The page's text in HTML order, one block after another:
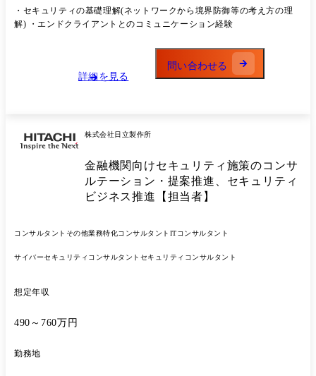
等級により、お任せする業務範囲は変動します。 ※ワンプール制であ
り、領域の縦割りもありませんので、ご経験・スキルによっては他案件
・セキュリティの基礎理解(ネットワークから境界防御等の考え方の理
解) ・エンドクライアントとのコミュニケーション経験
詳細を見る
問い合わせる
株式会社日立製作所
金融機関向けセキュリティ施策のコンサ
ルテーション・提案推進、セキュリティ
ビジネス推進【担当者】
コンサルタント その他業務特化コンサルタント ITコンサルタント
サイバーセキュリティコンサルタント セキュリティコンサルタント
想定年収
490～760万円
勤務地